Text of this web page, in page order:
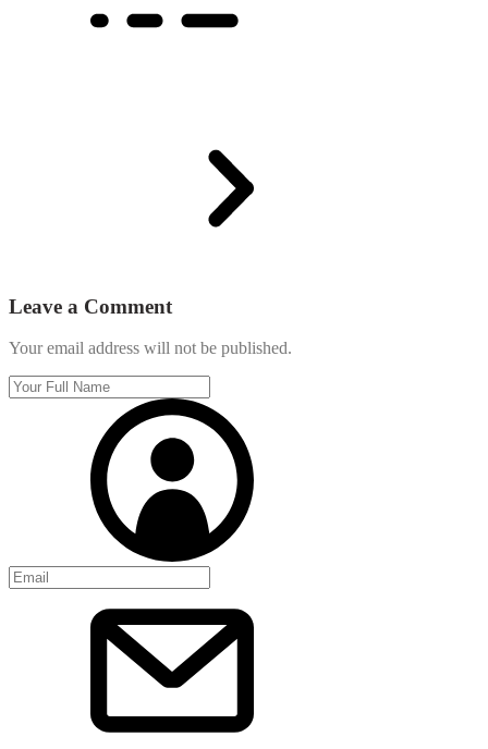
Leave a Comment
Your email address will not be published.